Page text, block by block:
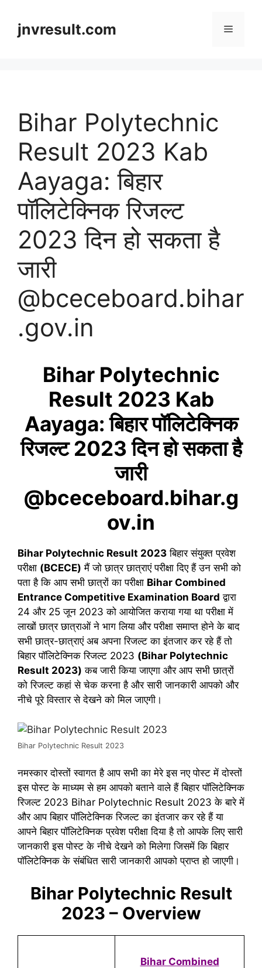
contentjnvresult.com Menu
Bihar Polytechnic
Result 2023 Kab
Aayaga: बिहार
पॉलिटेक्निक रिजल्ट
2023 दिन हो सकता है
जारी
@bceceboard.bihar
.gov.in
Bihar Polytechnic
Result 2023 Kab
Aayaga: बिहार पॉलिटेक्निक
रिजल्ट 2023 दिन हो सकता है
जारी
@bceceboard.bihar.g
ov.in
Bihar Polytechnic Result 2023 बिहार संयुक्त प्रवेश
परीक्षा (BCECE) मैं जो छात्र छात्राएं परीक्षा दिए हैं उन सभी को
पता है कि आप सभी छात्रों का परीक्षा Bihar Combined
Entrance Competitive Examination Board द्वारा
24 और 25 जून 2023 को आयोजित कराया गया था परीक्षा में
लाखों छात्र छात्राओं ने भाग लिया और परीक्षा समाप्त होने के बाद
सभी छात्र-छात्राएं अब अपना रिजल्ट का इंतजार कर रहे हैं तो
बिहार पॉलिटेक्निक रिजल्ट 2023 (Bihar Polytechnic
Result 2023) कब जारी किया जाएगा और आप सभी छात्रों
को रिजल्ट कहां से चेक करना है और सारी जानकारी आपको और
नीचे पूरे विस्तार से देखने को मिल जाएगी।
Bihar Polytechnic Result 2023
नमस्कार दोस्तों स्वागत है आप सभी का मेरे इस नए पोस्ट में दोस्तों
इस पोस्ट के माध्यम से हम आपको बताने वाले हैं बिहार पॉलिटेक्निक
रिजल्ट 2023 Bihar Polytechnic Result 2023 के बारे में
और आप बिहार पॉलिटेक्निक रिजल्ट का इंतजार कर रहे हैं या
आपने बिहार पॉलिटेक्निक प्रवेश परीक्षा दिया है तो आपके लिए सारी
जानकारी इस पोस्ट के नीचे देखने को मिलेगा जिसमें कि बिहार
पॉलिटेक्निक के संबंधित सारी जानकारी आपको प्राप्त हो जाएगी।
Bihar Polytechnic Result
2023 – Overview
Bihar Combined